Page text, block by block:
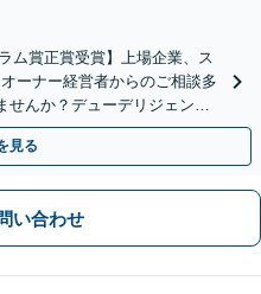
ム賞正賞受賞】上場企業、ス
ーナー経営者からのご相談多
せんか？デューデリジェンス
初回無料】
見る
い合わせ